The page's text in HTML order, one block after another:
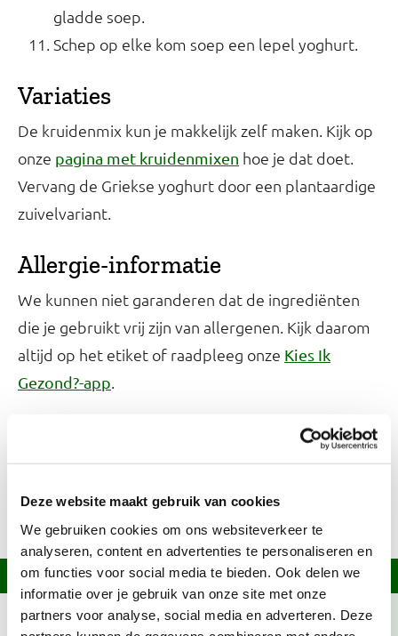
Deze website maakt gebruik van cookies
We gebruiken cookies om ons websiteverkeer te
analyseren, content en advertenties te personaliseren en
om functies voor social media te bieden. Ook delen we
informatie over je gebruik van onze site met onze
partners voor analyse, social media en adverteren. Deze
gladde soep.
Schep op elke kom soep een lepel yoghurt.
Variaties
De kruidenmix kun je makkelijk zelf maken. Kijk op
onze pagina met kruidenmixen hoe je dat doet.
Vervang de Griekse yoghurt door een plantaardige
zuivelvariant.
Allergie-informatie
We kunnen niet garanderen dat de ingrediënten
die je gebruikt vrij zijn van allergenen. Kijk daarom
altijd op het etiket of raadpleeg onze Kies Ik
Gezond?-app
Kijk op onzereceptensitewelke recepten je ermee
kunt maken of bekijk het bewaaradvies in onze
Bewaarwijzer.
Informatie over dit recept
Dit recept voldoet niet volledig aan de Schijf van